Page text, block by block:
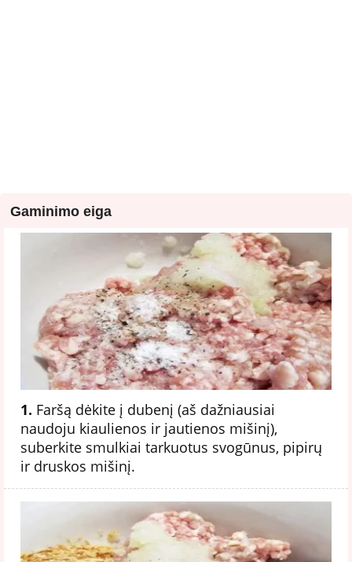
Gaminimo eiga
1. Faršą dėkite į dubenį (aš dažniausiai
naudoju kiaulienos ir jautienos mišinį),
suberkite smulkiai tarkuotus svogūnus, pipirų
ir druskos mišinį.